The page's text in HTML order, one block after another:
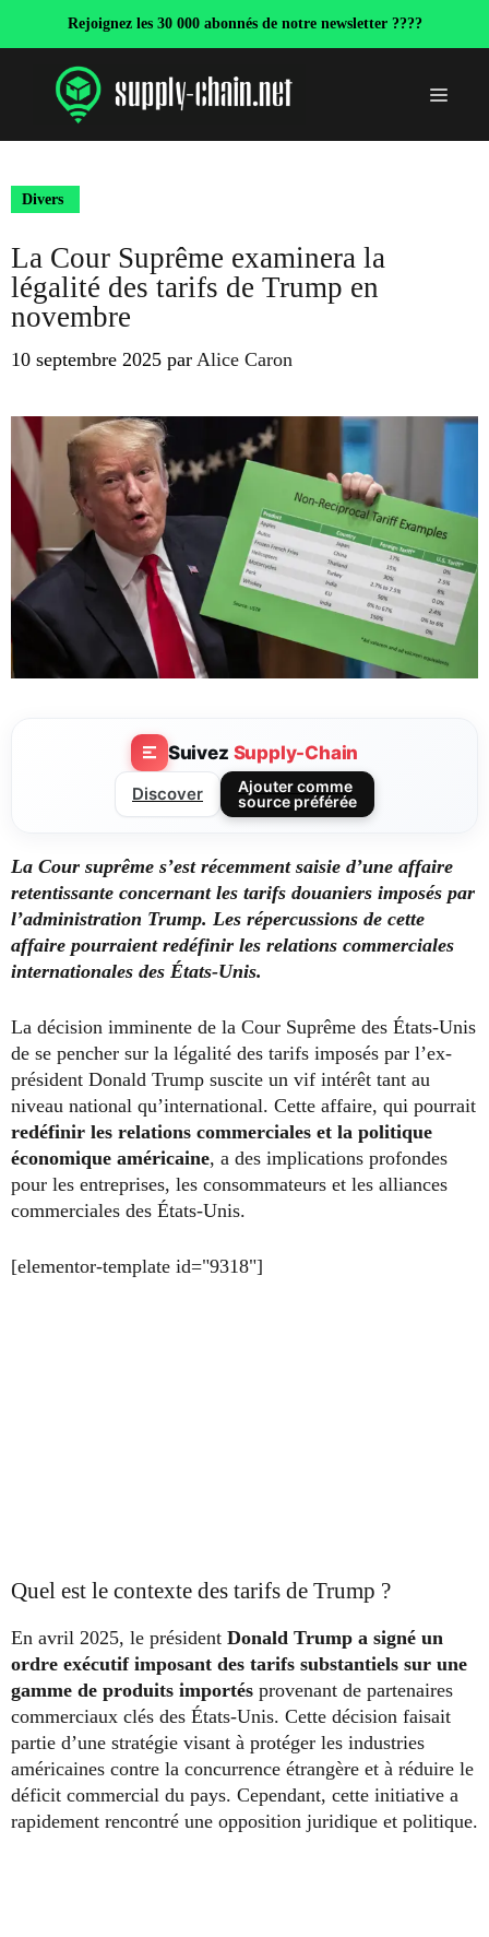
Rejoignez les 30 000 abonnés de notre newsletter ????
Menu
Divers
La Cour Suprême examinera la
légalité des tarifs de Trump en
novembre
10 septembre 2025 par Alice Caron
Suivez Supply-Chain
Discover
Ajouter comme
source préférée
La Cour suprême s’est récemment saisie d’une affaire
retentissante concernant les tarifs douaniers imposés par
l’administration Trump. Les répercussions de cette
affaire pourraient redéfinir les relations commerciales
internationales des États-Unis.
La décision imminente de la Cour Suprême des États-Unis
de se pencher sur la légalité des tarifs imposés par l’ex-
président Donald Trump suscite un vif intérêt tant au
niveau national qu’international. Cette affaire, qui pourrait
redéfinir les relations commerciales et la politique
économique américaine, a des implications profondes
pour les entreprises, les consommateurs et les alliances
commerciales des États-Unis.
[elementor-template id="9318"]
Quel est le contexte des tarifs de Trump ?
En avril 2025, le président Donald Trump a signé un
ordre exécutif imposant des tarifs substantiels sur une
gamme de produits importés provenant de partenaires
commerciaux clés des États-Unis. Cette décision faisait
partie d’une stratégie visant à protéger les industries
américaines contre la concurrence étrangère et à réduire le
déficit commercial du pays. Cependant, cette initiative a
rapidement rencontré une opposition juridique et politique.